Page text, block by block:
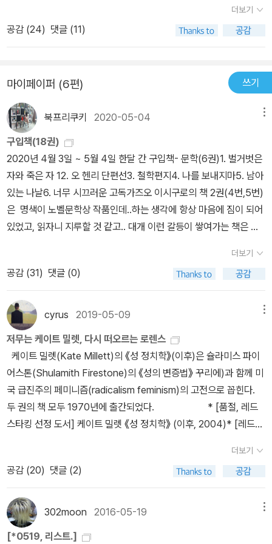
기 위한 공격성을 내면에 키운다. 그것은 때로 불평이나 욕설로 어설
프게 표출되고, 때로는 무력한 후퇴와 굴복으로 불발되며, 때로는 죽
음이라는 가장 파괴적인 결과를 낳는다.
느냐 하면, 정권 혹은 공권력에 의한 반(베트남)전 학생운동의 탄압에
대한 항의, 그건 동의한다 해도, 지식인인 자신한테도 일반 시위 군중
과 거의 동일하게 적용한 공권력의 대처에 대한 불만은, 라틴 아메리
감흥이 와 닫지 않는 수준으로, 이 양키들 엄살이 보통이 아녀, 퓰리처
문학상을 받을 수 있는 자격은 오직 미국 시민에 있는 것과 같이 <밤
의....>에서 보이는 메일러의 엄살에 감명 또는 동감을 얻을 수 있는
독자 역시 미국 시민에 국한할 것이라고 생각했기 때문이다. 아, 서유
럽 국가에선 같거나 비슷한 질량의 공감을 얻을 수 있었겠네. 소위 말
하는 백인 선진국가들. <벌거벗은...>은 <밤의....>보단 좋았던 것이,
직립보행을 시작하고 씨족 사회를 벗어난 호모 사피엔스들이 수만 년
동안 때와 장소를 가리지 않고 벌여왔던 전쟁/전장을 소설의 무대로
하며, 또 전쟁이 벌어졌다하면 언제나 발생하는 숱한 모순들, 공포, 분
性, 욕심, 공명, (인간이 인간과 인간의 목숨에 대하여 강요하는) 전
혀 필요하지 않은 소모, 질투, 회상, 성병, 추악 등을 적나라하게 그리
고 있어 소설 속의 모든 상황을 즉각적으로 인식할 수 있었기 때문이
다. 일본군이 점령한 남태평양 가상의 섬 아노포페이에 상륙한 미 육
군 커밍스 사단과 직할 수색소대가 벌이는 작전 이야기. 그래서 두 주
인공은 커밍스 소장, 그리고 수색 소대원들이라고 할 수 있다. 전쟁의
어이없음은 육군 장군이나 말단에서 박박 기는 이등병이나 차별 없이
벌어지지만 당연히 육체의 고단함에는 큰 차이가 있어서, 장군의 말
한마디에 소수의 사병들은 가차 없이 살해되거나 절단의 부상으로 고
통을 받거나, 아무 필요 없이 육체와 정신의 끝까지 소모해야 한다. 장
군은 오히려 그가 없을 때 생각하지도 않게, 열등한 참모의 정신없는
내린 작전으로도 허벌나게 깨질 수도 있다. 그래서 전쟁에 있어 가장
읽고 이것을 반전 문학이라고 주장하는 건데, 노먼 메일러, 저널리스
트로서 자신의 인종주의의 정체를 내놓고 밝힐 수 없었겠지만 읽는
더보기
공감 (24) 댓글 (11)
마이페이퍼 (6편) 쓰기
북프리쿠키 2020-05-04
구입책(18권)
2020년 4월 3일 ~ 5월 4일 한달 간 구입책- 문학(6권)1. 벌거벗은
자와 죽은 자 12. 오 헨리 단편선3. 철학편지4. 나를 보내지마5. 남아
있는 나날6. 너무 시끄러운 고독가즈오 이시구로의 책 2권(4번,5번)
은 명색이 노벨문학상 작품인데..하는 생각에 항상 마음에 짐이 되어
있었고, 읽자니 지루할 것 같고.. 대개 이런 갈등이 쌓여가는 책은 언
받은 올가 누님의 2권의 책(태고의 시간들, 방랑자들)과도 엇비슷하
다. <태고의 시간들>은 모셔놨지만 <방랑자들>은 아직 참고 있다.
노벨문학상의 작품들은 읽는 데 시간을 많이 잡아먹는 듯.보후밀 흐
라발의 <너무 시끄러운 고독>이야 워낙 팬들이 많아서..두말할 필요
없겠다.생각보다 얄부리해서 가성비 생각에 배신감이 든 책이다. 그
래도 압축 폐지더미속에 노인이 수많은 명대사를 지껄인다 하니.. 도
끼옹의 <지하로부터의 수기> 생각이 나서..한번 비교해 볼 참이다.-
중국 관련(4권)7. 김명호의 중국인 이야기 48. 맹자 사람의 길(상)9.
~10. 설민석의 삼국지 1, 2도올 선생의 맹자는 전작 <노자>,<논어>
등에서 압도적인 필력과 깊이를 전해주었기에 망설임없이 지를 수 밖
에. 리라이팅클래식 시리즈 5편 <맹자, 진정한 보수주의자의 길>(이
혜경 지음)에서 너무 밋밋한 교과서 풍의 맹자를 만나 재미를 못 봐서
만약 도올 선생이 이 책까지 몰입도를 선사해 준다면, 인정!설민석의
읽어야 하는 이유? 라든가, 어떤 삼국지를 읽어야 하나?, 라는 고민은
오래전부터 해 왔었을것이다. 삼국지...이건 뭐라고 해야 하나..읽어야
할, 또는 읽을 수 있는 여유가 있을 때 죽~달아서 읽어보지 못하고 성
더보기
공감 (31) 댓글 (0)
cyrus 2019-05-09
저무는 케이트 밀렛, 다시 떠오르는 로렌스
케이트 밀렛(Kate Millett)의 《성 정치학》(이후)은 슐라미스 파이
어스톤(Shulamith Firestone)의 《성의 변증법》 꾸리에)과 함께 미
국 급진주의 페미니즘(radicalism feminism)의 고전으로 꼽힌다.
두 권의 책 모두 1970년에 출간되었다. * [품절, 레드
스타킹 선정 도서] 케이트 밀렛 《성 정치학》 (이후, 2004)* [레드스
정치학》과 《성 변증법》이 출간된 1970년에 페미니즘의 두 번째 물
결인 급진주의 페미니즘이 미국 사회를 뒤흔들기 시작한다(페미니즘
의 첫 번째 물결은 18세기부터 20세기 초반까지 등장했던 자유주의
페미니즘이다). 미국에서 시작된 급진주의 페미니즘은 프랑스의 68
더보기
공감 (20) 댓글 (2)
302moon 2016-05-19
[*0519, 리스트.]